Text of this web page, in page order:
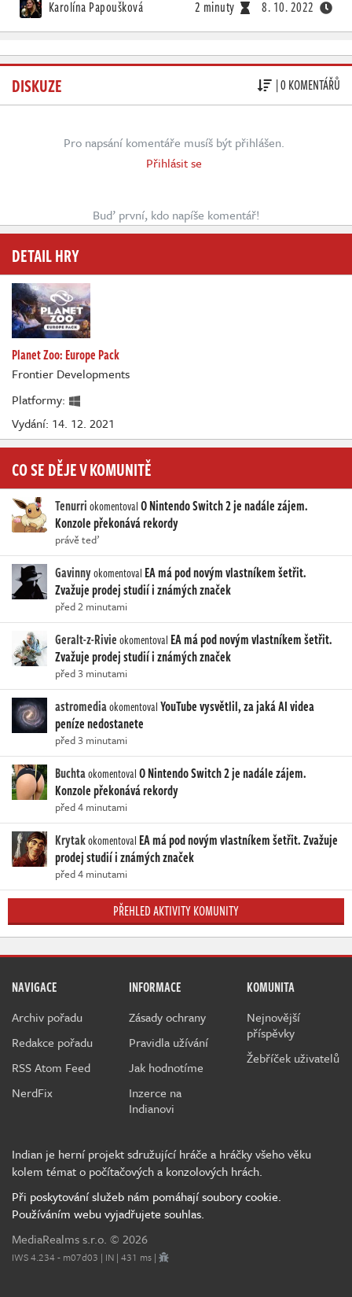
Karolína Papoušková 2 minuty 8. 10. 2022
DISKUZE | 0 KOMENTÁŘŮ
Pro napsání komentáře musíš být přihlášen.
Přihlásit se
Buď první, kdo napíše komentář!
DETAIL HRY
Planet Zoo: Europe Pack
Frontier Developments
Platformy:
Vydání: 14. 12. 2021
CO SE DĚJE V KOMUNITĚ
TenurriokomentovalO Nintendo Switch 2 je nadále zájem.
Konzole překonává rekordy
právě teď
Gavinnyokomentoval EA má pod novým vlastníkem šetřit.
Zvažuje prodej studií i známých značek
před 2 minutami
Geralt-z-Rivieokomentoval EA má pod novým vlastníkem šetřit.
Zvažuje prodej studií i známých značek
před 3 minutami
astromediaokomentovalYouTube vysvětlil, za jaká AI videa
peníze nedostanete
před 3 minutami
BuchtaokomentovalO Nintendo Switch 2 je nadále zájem.
Konzole překonává rekordy
před 4 minutami
Krytakokomentoval EA má pod novým vlastníkem šetřit. Zvažuje
prodej studií i známých značek
před 4 minutami
PŘEHLED AKTIVITY KOMUNITY
NAVIGACE
Archiv pořadu
Redakce pořadu
RSS Atom Feed
NerdFix
INFORMACE
Zásady ochrany
Pravidla užívání
Jak hodnotíme
Inzerce na
Indianovi
KOMUNITA
Nejnovější
příspěvky
Žebříček uživatelů
Indian je herní projekt sdružující hráče a hráčky všeho věku
kolem témat o počítačových a konzolových hrách.
Při poskytování služeb nám pomáhají soubory cookie.
Používáním webu vyjadřujete souhlas.
MediaRealms s.r.o. © 2026
IWS 4.234 - m07d03 | IN | 431 ms |